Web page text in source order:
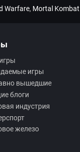
Warfare, Mortal
игры
вышедшие
блоги
индустрия
железо